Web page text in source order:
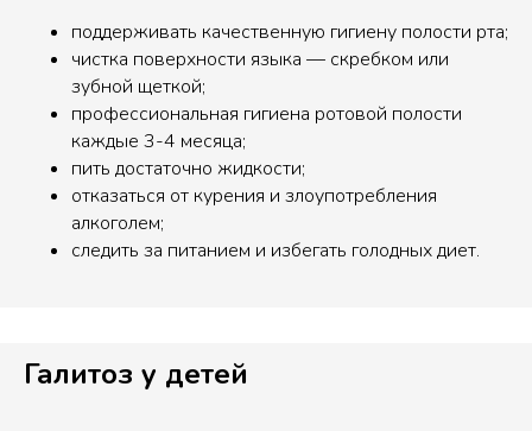
поддерживать качественную гигиену полости рта;
чистка поверхности языка — скребком или
зубной щеткой;
профессиональная гигиена ротовой полости
каждые 3-4 месяца;
пить достаточно жидкости;
отказаться от курения и злоупотребления
алкоголем;
следить за питанием и избегать голодных диет.
Галитоз у детей